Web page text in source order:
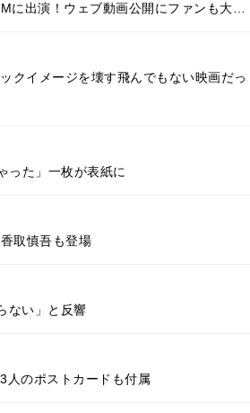
に出演！ウェブ動画公開にファンも大…
クイメージを壊す飛んでもない映画だっ
った」一枚が表紙に
取慎吾も登場
ない」と反響
人のポストカードも付属